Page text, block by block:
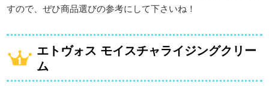
すので、ぜひ商品選びの参考にして下さいね！
エトヴォス モイスチャライジングクリー
ム